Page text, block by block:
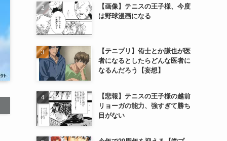
【画像】テニスの王子様、今度
は野球漫画になる
【テニプリ】侑士とか謙也が医
者になるとしたらどんな医者に
なるんだろう【妄想】
【悲報】テニスの王子様の越前
リョーガの能力、強すぎて勝ち
目がない